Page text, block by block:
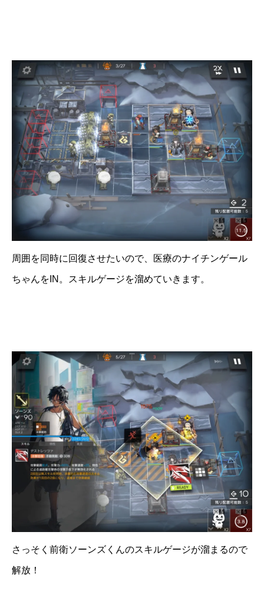
周囲を同時に回復させたいので、医療のナイチンゲール
ちゃんをIN。スキルゲージを溜めていきます。
さっそく前衛ソーンズくんのスキルゲージが溜まるので
解放！